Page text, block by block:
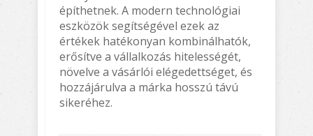
építhetnek. A modern technológiai
eszközök segítségével ezek az
értékek hatékonyan kombinálhatók,
erősítve a vállalkozás hitelességét,
növelve a vásárlói elégedettséget, és
hozzájárulva a márka hosszú távú
sikeréhez.